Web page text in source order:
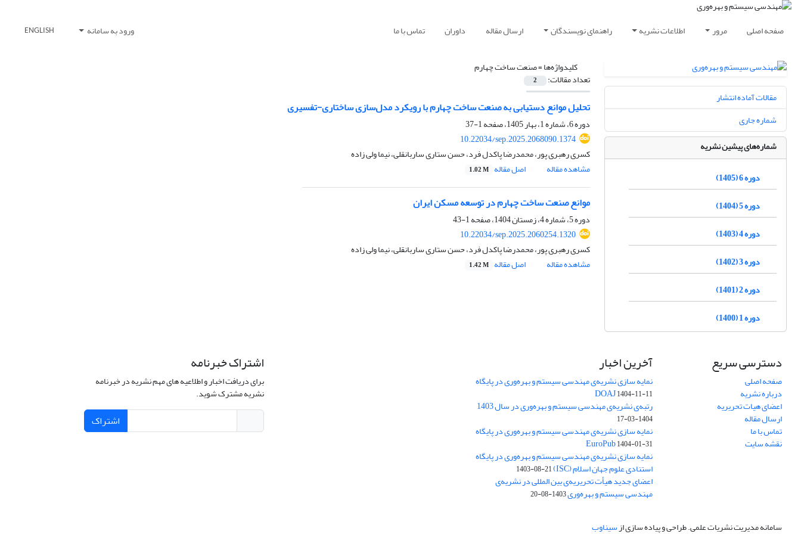
صفحه اصلی مرور اطلاعات نشریه راهنمای نویسندگان ارسال مقاله داوران تماس با ما ورود به سامانه ENGLISH
کلیدواژه‌ها =صنعت ساخت چهارم
تعداد مقالات: 2
تحلیل موانع دستیابی به صنعت ساخت چهارم با رویکرد مدل‌سازی ساختاری-تفسیری
دوره 6، شماره 1، بهار 1405، صفحه
1-37
10.22034/sep.2025.2068090.1374
کسری رهبری پور، محمدرضا پاکدل فرد، حسن ستاری ساربانقلی، نیما ولی زاده
مشاهده مقاله
اصل مقاله 1.02 M
موانع صنعت ساخت چهارم در توسعه مسکن ایران
دوره 5، شماره 4، زمستان 1404، صفحه
1-43
10.22034/sep.2025.2060254.1320
کسری رهبری پور، محمدرضا پاکدل فرد، حسن ستاری ساربانقلی، نیما ولی زاده
مشاهده مقاله
اصل مقاله 1.42 M
مقالات آماده انتشار
شماره جاری
شماره‌های پیشین نشریه
دوره 6 (1405)
دوره 5 (1404)
دوره 4 (1403)
دوره 3 (1402)
دوره 2 (1401)
دوره 1 (1400)
دسترسی سریع
صفحه اصلی
درباره نشریه
اعضای هیات تحریریه
ارسال مقاله
تماس با ما
نقشه سایت
آخرین اخبار
نمایه سازی نشریه‌ی مهندسی سیستم و بهره‌وری در پایگاه
DOAJ1404-11-11
رتبه‌ی نشریه‌ی مهندسی سیستم و بهره‌وری در سال 1403
1404-03-17
نمایه سازی نشریه‌ی مهندسی سیستم و بهره‌وری در پایگاه
EuroPub1404-01-31
نمایه سازی نشریه‌ی مهندسی سیستم و بهره‌وری در پایگاه
استنادی علوم جهان اسلام (ISC) 1403-08-21
اعضای جدید هیأت تحریریه‌ی بین المللی در نشریه‌ی
مهندسی سیستم و بهره‌وری1403-08-20
اشتراک خبرنامه
برای دریافت اخبار و اطلاعیه های مهم نشریه در خبرنامه
نشریه مشترک شوید.
اشتراک
سامانه مدیریت نشریات علمی.طراحی و پیاده سازی ازسیناوب